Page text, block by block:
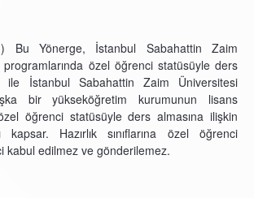
Yönerge, İstanbul Sabahattin Zaim
özel öğrenci statüsüyle ders
ile İstanbul Sabahattin Zaim Üniversitesi
bir yükseköğretim kurumunun lisans
öğrenci statüsüyle ders almasına ilişkin
Hazırlık sınıflarına özel öğrenci
kabul edilmez ve gönderilemez.